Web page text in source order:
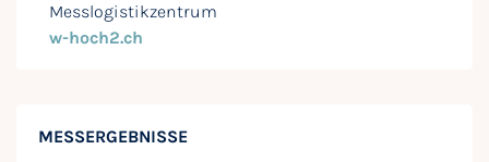
MESSERGEBNISSE
Messlogistikzentrum
w-hoch2.ch